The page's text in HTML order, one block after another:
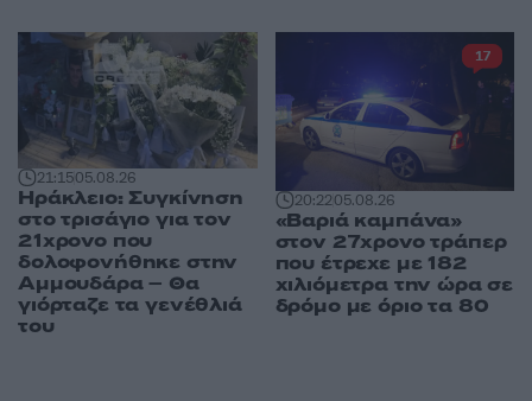
21:1505.08.26
Ηράκλειο: Συγκίνηση
στο τρισάγιο για τον
21χρονο που
δολοφονήθηκε στην
Αμμουδάρα – Θα
γιόρταζε τα γενέθλιά
του
20:2205.08.26
«Βαριά καμπάνα»
στον 27χρονο τράπερ
που έτρεχε με 182
χιλιόμετρα την ώρα σε
δρόμο με όριο τα 80
17